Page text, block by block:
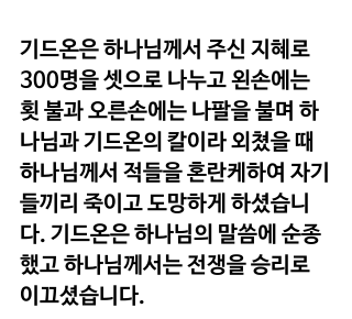
기드온은 하나님께서 주신 지혜로
300명을 셋으로 나누고 왼손에는
횟 불과 오른손에는 나팔을 불며 하
나님과 기드온의 칼이라 외쳤을 때
하나님께서 적들을 혼란케하여 자기
들끼리 죽이고 도망하게 하셨습니
다. 기드온은 하나님의 말씀에 순종
했고 하나님께서는 전쟁을 승리로
이끄셨습니다.